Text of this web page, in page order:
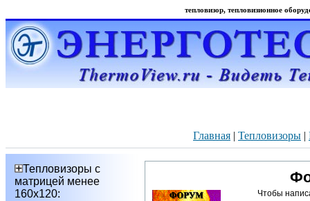
тепловизор, тепловизионное
Главная | Тепловизоры |
Тепловизоры с
матрицей менее
160х120:
Чтобы